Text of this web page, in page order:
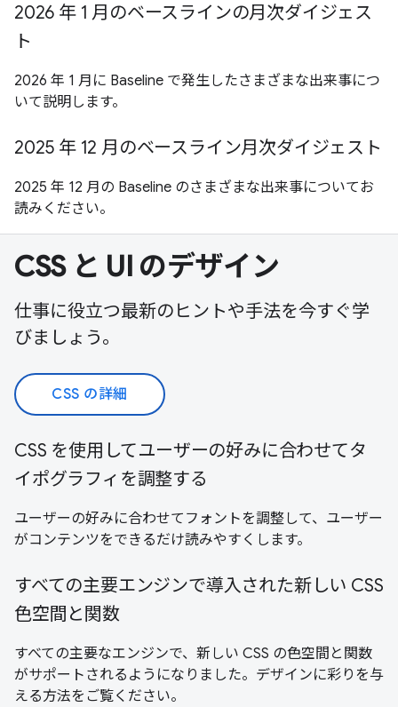
2026 年 1 月のベースラインの月次ダイジェス
ト
2026 年 1 月に Baseline で発生したさまざまな出来事につ
いて説明します。
2025 年 12 月のベースライン月次ダイジェスト
2025 年 12 月の Baseline のさまざまな出来事についてお
読みください。
CSS と UI のデザイン
仕事に役立つ最新のヒントや手法を今すぐ学
びましょう。
CSS の詳細
CSS を使用してユーザーの好みに合わせてタ
イポグラフィを調整する
ユーザーの好みに合わせてフォントを調整して、ユーザー
がコンテンツをできるだけ読みやすくします。
すべての主要エンジンで導入された新しい CSS
色空間と関数
すべての主要なエンジンで、新しい CSS の色空間と関数
がサポートされるようになりました。デザインに彩りを与
える方法をご覧ください。